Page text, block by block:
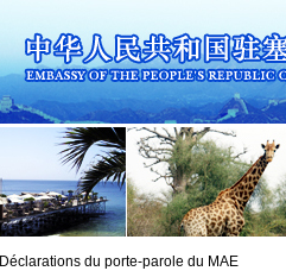
Déclarations du porte-parole du MAE